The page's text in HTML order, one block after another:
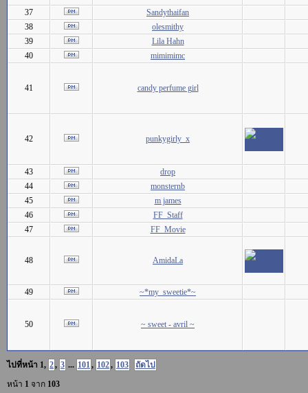
37
Sandythaifan
38
olesmithy
39
Lila Hahn
40
mimimimc
41 candy perfume girl
42 punkygirly_x
43
drop
44
monsternb
45
m james
46
FF_Staff
47
FF_Movie
48 AmidaLa
49 ~*my_sweetie*~
50 ~ sweet - avril ~
ไปที่หน้า 1, 2, 3 ... 101, 102, 103
ถัดไป
หน้า 1 จาก 103